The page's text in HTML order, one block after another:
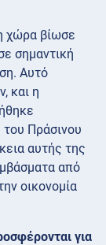
χώρα βίωσε
σημαντική
Αυτό
και η
Πράσινου
αυτής της
από
οικονομία
για